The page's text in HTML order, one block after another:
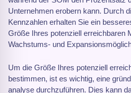
Unternehmen erobern kann. Durch
Kennzahlen erhalten Sie ein
Größe Ihres potenziell erreichbaren
Wachstums- und
Um die Größe Ihres potenziell
bestimmen, ist es wichtig, eine
analyse durchzuführen. Dies kann